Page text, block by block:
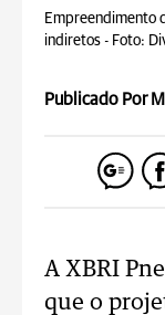
Empreendimento
indiretos - Foto:
Publicado Por
A XBRI
que o